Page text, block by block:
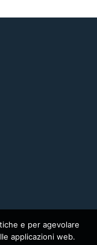
e per agevolare
applicazioni web.